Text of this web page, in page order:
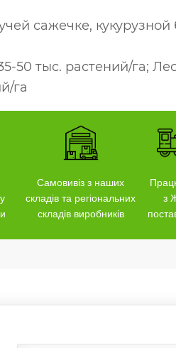
сажечке, кукурузной
50 тыс. растений/га;
га
Самовивіз з наших
складів та регіональних
складів виробників
з